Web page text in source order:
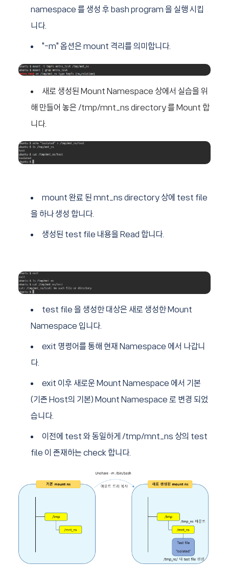
namespace 를 생성 후 bash program 을 실행 시킵
니다.
"-m" 옵션은 mount 격리를 의미합니다.
새로 생성된 Mount Namespace 상에서 실습을 위
해 만들어 놓은 /tmp/mnt_ns directory 를 Mount 합
니다.
mount 완료 된 mnt_ns directory 상에 test file
을 하나 생성 합니다.
생성된 test file 내용을 Read 합니다.
test file 을 생성한 대상은 새로 생성한 Mount
Namespace 입니다.
exit 명령어를 통해 현재 Namespace 에서 나갑니
다.
exit 이후 새로운 Mount Namespace 에서 기본
(기존 Host의 기본) Mount Namespace 로 변경 되었
습니다.
이전에 test 와 동일하게 /tmp/mnt_ns 상의 test
file 이 존재하는 check 합니다.